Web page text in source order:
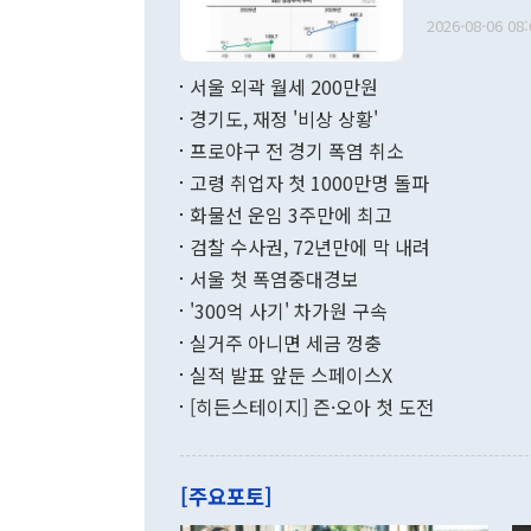
다. [정동영 통일부 장관이 지난달 23일 오후 서울 종로구 정부서울청사에
무너졌다고
함께 4자 대
"우리의 선
관은 업무
이 9월 러시
료=한국은행] 한국은행이 6일 발표한 '2026년 6월 국제수지(잠정)'
며 월간 기
196.9% 급
수출은
기록했지만
로 전환됐다.
는 배당수입
2026-08-06
서울 외곽 월세 200만원
경기도, 재정 '비상 상황'
프로야구 전 경기 폭염 취소
고령 취업자 첫 1000만명 돌파
화물선 운임 3주만에 최고
검찰 수사권, 72년만에 막 내려
서울 첫 폭염중대경보
'300억 사기' 차가원 구속
실거주 아니면 세금 껑충
실적 발표 앞둔 스페이스X
[히든스테이지] 즌·오아 첫 도전
[주요포토]